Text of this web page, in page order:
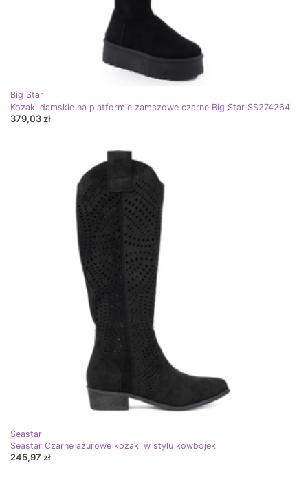
Big Star
Kozaki damskie na platformie zamszowe czarne Big Star SS274264
379,03 zł
Seastar
Seastar Czarne ażurowe kozaki w stylu kowbojek
245,97 zł